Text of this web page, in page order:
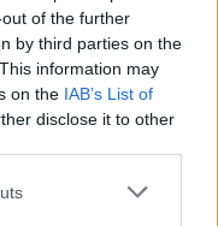
of the further
by third parties on the
information may
on the IAB’s List of
disclose it to other
one or more Google